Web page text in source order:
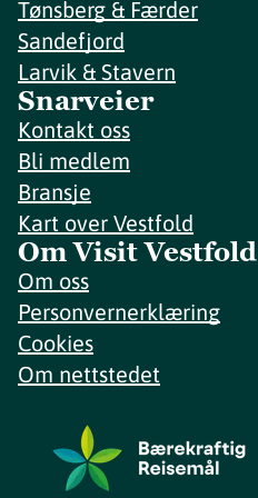
Tønsberg & Færder
Sandefjord
Larvik & Stavern
Snarveier
Kontakt oss
Bli medlem
Bransje
Kart over Vestfold
Om Visit Vestfold
Om oss
Personvernerklæring
Cookies
Om nettstedet